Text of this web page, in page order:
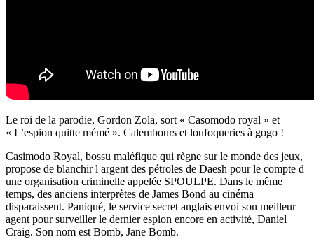
Le roi de la parodie, Gordon Zola, sort « Casomodo royal » et
« L’espion quitte mémé ». Calembours et loufoqueries à gogo !
Casimodo Royal, bossu maléfique qui règne sur le monde des jeux,
propose de blanchir l argent des pétroles de Daesh pour le compte d
une organisation criminelle appelée SPOULPE. Dans le même
temps, des anciens interprètes de James Bond au cinéma
disparaissent. Paniqué, le service secret anglais envoi son meilleur
agent pour surveiller le dernier espion encore en activité, Daniel
Craig. Son nom est Bomb, Jane Bomb.